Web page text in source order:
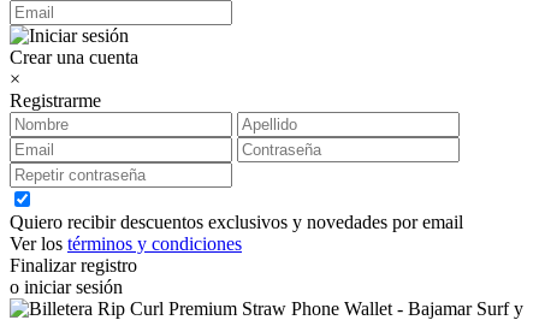
Crear una cuenta
×
Registrarme
Quiero recibir descuentos exclusivos y novedades por email
Ver los términos y condiciones
Finalizar registro
o iniciar sesión